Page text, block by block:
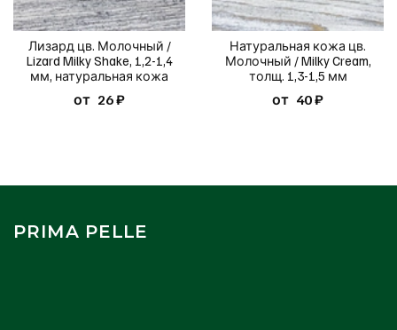
Лизард цв. Молочный /
Lizard Milky Shake, 1,2-1,4
мм, натуральная кожа
от 26 ₽
Натуральная кожа цв.
Молочный / Milky Cream,
толщ. 1,3-1,5 мм
от 40 ₽
PRIMA PELLE